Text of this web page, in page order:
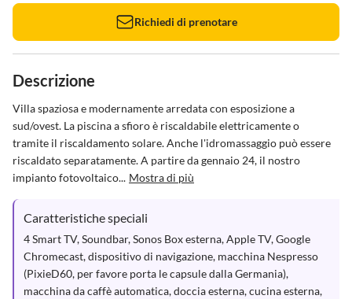
Richiedi di prenotare
Descrizione
Villa spaziosa e modernamente arredata con esposizione a
sud/ovest. La piscina a sfioro è riscaldabile elettricamente o
tramite il riscaldamento solare. Anche l'idromassaggio può essere
riscaldato separatamente. A partire da gennaio 24, il nostro
impianto fotovoltaico... Mostra di più
Caratteristiche speciali
4 Smart TV, Soundbar, Sonos Box esterna, Apple TV, Google
Chromecast, dispositivo di navigazione, macchina Nespresso
(PixieD60, per favore porta le capsule dalla Germania),
macchina da caffè automatica, doccia esterna, cucina esterna,